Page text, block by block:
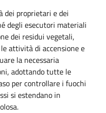
dei proprietari e dei
degli esecutori materiali
dei residui vegetali,
attività di accensione e
la necessaria
adottando tutte le
per controllare i fuochi
si estendano in